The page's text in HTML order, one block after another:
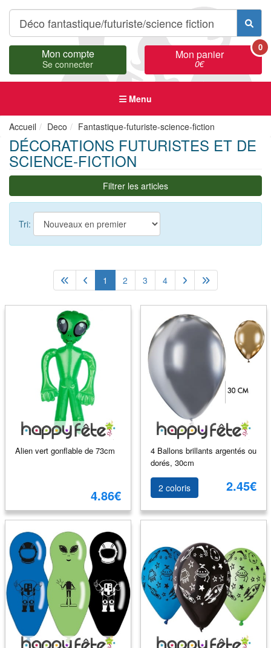
Mon compte
Se connecter
Mon panier
0€
0
Menu
Accueil Deco Fantastique-futuriste-science-fiction
DÉCORATIONS FUTURISTES ET DE
SCIENCE-FICTION
Filtrer les articles
Tri:
1 2 3 4
Alien vert gonflable de 73cm
4.86€
4 Ballons brillants argentés ou
dorés, 30cm
2 coloris 2.45€